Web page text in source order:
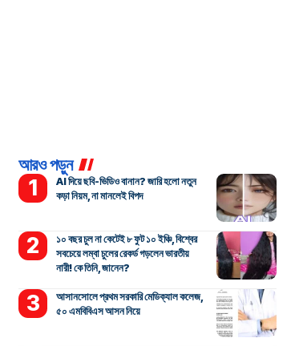
আরও পড়ুন
AI দিয়ে ছবি-ভিডিও বানান? জারি হলো নতুন
কড়া নিয়ম, না মানলেই বিপদ
১০ বছর চুল না কেটেই ৮ ফুট ১০ ইঞ্চি, বিশ্বের
সবচেয়ে লম্বা চুলের রেকর্ড গড়লেন ভারতীয়
নারী! কে তিনি, জানেন?
আসানসোলে প্রথম সরকারি মেডিক্যাল কলেজ,
৫০ এমবিবিএস আসন নিয়ে